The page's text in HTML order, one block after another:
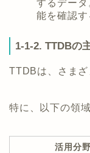
するデー
能を確認す
1-1-2. TTDBの
TTDBは、さまざ
特に、以下の領
活用分野